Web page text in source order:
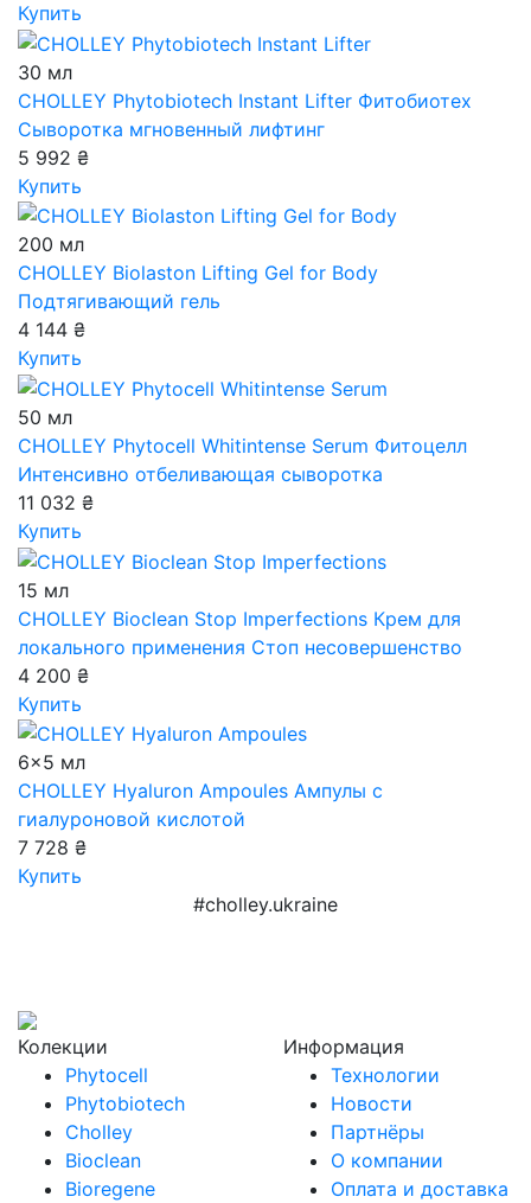
Купить
30 мл
CHOLLEY Phytobiotech Instant Lifter Фитобиотех
Сыворотка мгновенный лифтинг
5 992 ₴
Купить
200 мл
CHOLLEY Biolaston Lifting Gel for Body
Подтягивающий гель
4 144 ₴
Купить
50 мл
CHOLLEY Phytocell Whitintense Serum Фитоцелл
Интенсивно отбеливающая сыворотка
11 032 ₴
Купить
15 мл
CHOLLEY Bioclean Stop Imperfections Крем для
локального применения Стоп несовершенство
4 200 ₴
Купить
6x5 мл
CHOLLEY Hyaluron Ampoules Ампулы с
гиалуроновой кислотой
7 728 ₴
Купить
#cholley.ukraine
Колекции
Phytocell
Phytobiotech
Cholley
Bioclean
Bioregene
Информация
Технологии
Новости
Партнёры
О компании
Оплата и доставка